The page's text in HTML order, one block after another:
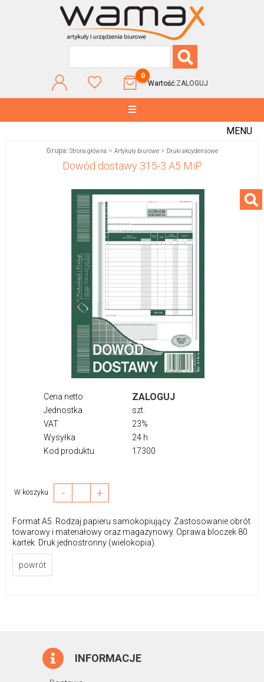
0
Wartość:ZALOGUJ
MENU
Grupa: Strona główna > Artykuły biurowe > Druki akcydensowe
Dowód dostawy 315-3 A5 MiP
Cena netto ZALOGUJ
Jednostka
szt.
VAT
23%
Wysyłka
24 h
Kod produktu
17300
W koszyku - +
Format A5. Rodzaj papieru samokopiujący. Zastosowanie obrót
towarowy i materiałowy oraz magazynowy. Oprawa bloczek 80
kartek. Druk jednostronny (wielokopia).
powrót
INFORMACJE